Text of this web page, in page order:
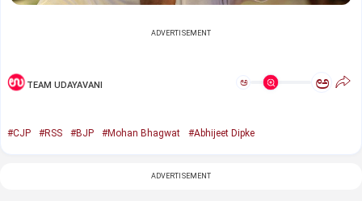
ADVERTISEMENT
TEAM UDAYAVANI ಅ ಅ
#CJP #RSS #BJP #Mohan Bhagwat #Abhijeet Dipke
ADVERTISEMENT